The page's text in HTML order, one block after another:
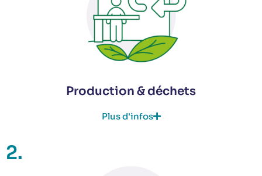
Production & déchets
Plus d'infos
2.